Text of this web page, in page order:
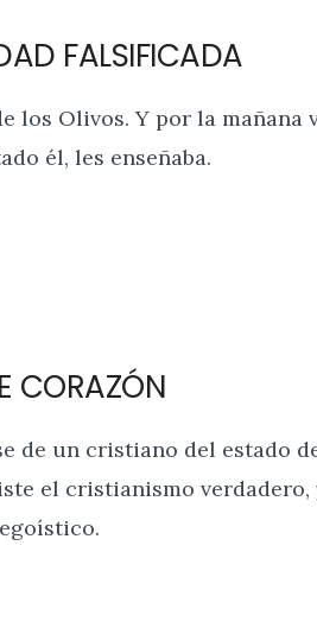
FALSIFICADA
los Olivos. Y por la
él, les enseñaba.
CORAZÓN
de un cristiano del estado
el cristianismo